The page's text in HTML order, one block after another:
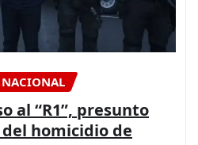
NACIONAL
al “R1”, presunto
homicidio de